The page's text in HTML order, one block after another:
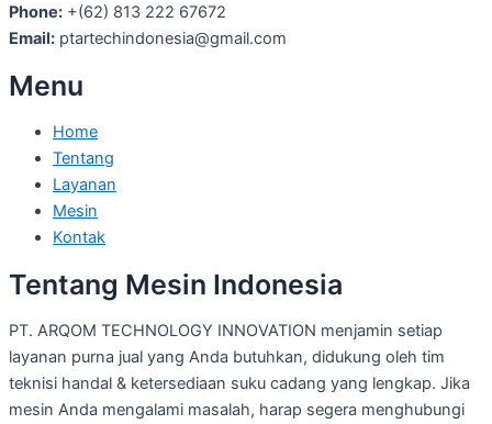
Phone: +(62) 813 222 67672
Email: ptartechindonesia@gmail.com
Menu
Home
Tentang
Layanan
Mesin
Kontak
Tentang Mesin Indonesia
PT. ARQOM TECHNOLOGY INNOVATION menjamin setiap
layanan purna jual yang Anda butuhkan, didukung oleh tim
teknisi handal & ketersediaan suku cadang yang lengkap. Jika
mesin Anda mengalami masalah, harap segera menghubungi